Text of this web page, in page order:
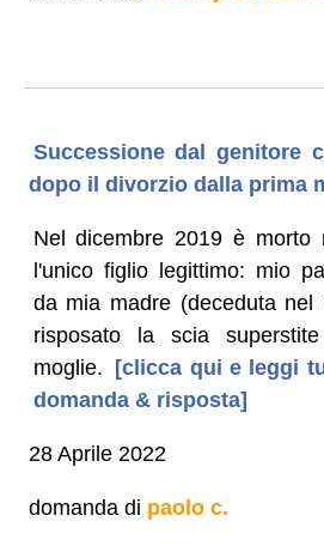
Successione dal genitore
dopo il divorzio dalla prima
Nel dicembre 2019 è morto
l'unico figlio legittimo: mio
da mia madre (deceduta
risposato la scia
moglie. [clicca qui e leggi
domanda & risposta]
28 Aprile 2022
domanda di paolo c.